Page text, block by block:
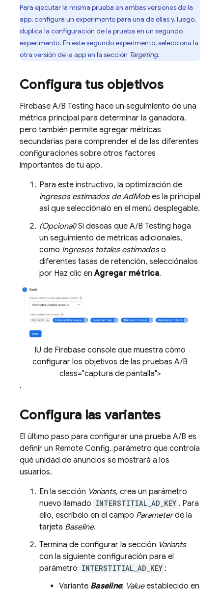
Para ejecutar la misma prueba en ambas versiones de la
app, configura un experimento para una de ellas y, luego,
duplica la configuración de la prueba en un segundo
experimento. En este segundo experimento, selecciona la
otra versión de la app en la sección Targeting.
Configura tus objetivos
Firebase A/B Testing hace un seguimiento de una
métrica principal para determinar la ganadora.
pero también permite agregar métricas
secundarias para comprender el de las diferentes
configuraciones sobre otros factores
importantes de tu app.
Para este instructivo, la optimización de
ingresos estimados deAdMobes la principal
así que selecciónalo en el menú desplegable.
(Opcional)Si deseas que A/B Testing haga
un seguimiento de métricas adicionales,
como Ingresos totales estimadoso
diferentes tasas de retención, selecciónalos
por Haz clic enAgregar métrica.
IU de Firebase console que muestra cómo
configurar los objetivos de las pruebas A/B
class="captura de pantalla">
.
Configura las variantes
El último paso para configurar una prueba A/B es
definir un Remote Config. parámetro que controla
qué unidad de anuncios se mostrará a los
usuarios.
En la sección Variants, crea un parámetro
nuevo llamado INTERSTITIAL_AD_KEY . Para
ello, escríbelo en el campo Parameterde la
tarjeta Baseline.
Termina de configurar la sección Variants
con la siguiente configuración para el
parámetro INTERSTITIAL_AD_KEY :
Variante Baseline: Valueestablecido en